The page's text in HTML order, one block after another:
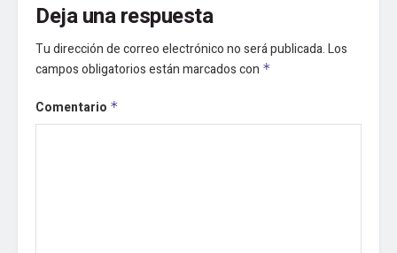
Deja una respuesta
Tu dirección de correo electrónico no será publicada.Los
campos obligatorios están marcados con *
Comentario *